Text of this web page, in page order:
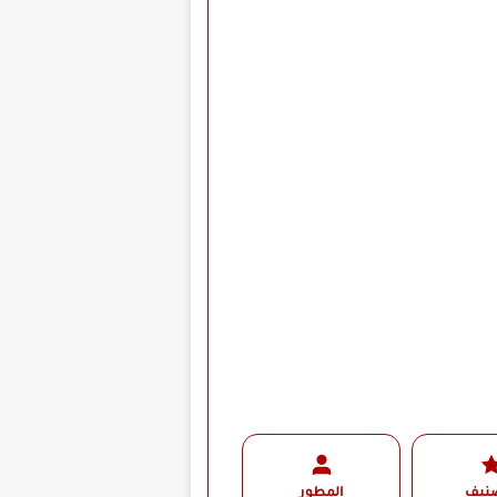
المطور